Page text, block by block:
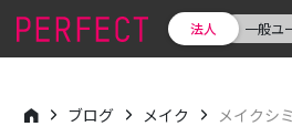
法人 一般ユ
ブログ メイク メイクシ